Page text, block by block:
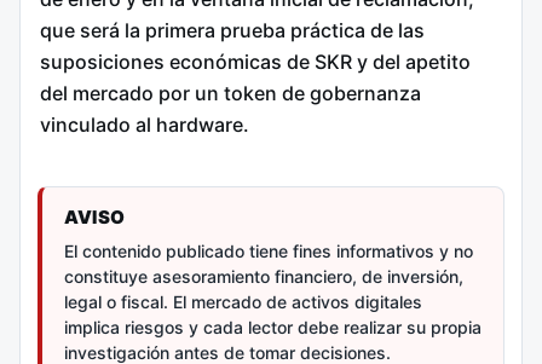
que será la primera prueba práctica de las
suposiciones económicas de SKR y del apetito
del mercado por un token de gobernanza
vinculado al hardware.
AVISO
El contenido publicado tiene fines informativos y no
constituye asesoramiento financiero, de inversión,
legal o fiscal. El mercado de activos digitales
implica riesgos y cada lector debe realizar su propia
investigación antes de tomar decisiones.